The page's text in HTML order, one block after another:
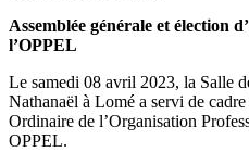
Assemblée générale et élection
l’OPPEL
Le samedi 08 avril 2023, la Salle
Nathanaël à Lomé a servi de
Ordinaire de l’Organisation
OPPEL.